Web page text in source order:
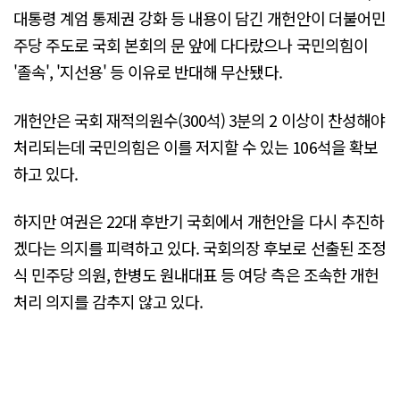
대통령 계엄 통제권 강화 등 내용이 담긴 개헌안이 더불어민
주당 주도로 국회 본회의 문 앞에 다다랐으나 국민의힘이
'졸속', '지선용' 등 이유로 반대해 무산됐다.
개헌안은 국회 재적의원수(300석) 3분의 2 이상이 찬성해야
처리되는데 국민의힘은 이를 저지할 수 있는 106석을 확보
하고 있다.
하지만 여권은 22대 후반기 국회에서 개헌안을 다시 추진하
겠다는 의지를 피력하고 있다. 국회의장 후보로 선출된 조정
식 민주당 의원, 한병도 원내대표 등 여당 측은 조속한 개헌
처리 의지를 감추지 않고 있다.